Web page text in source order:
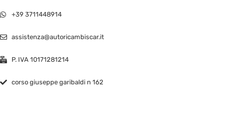
+39 3711448914
assistenza@autoricambiscar.it
P. IVA 10171281214
corso giuseppe garibaldi n 162